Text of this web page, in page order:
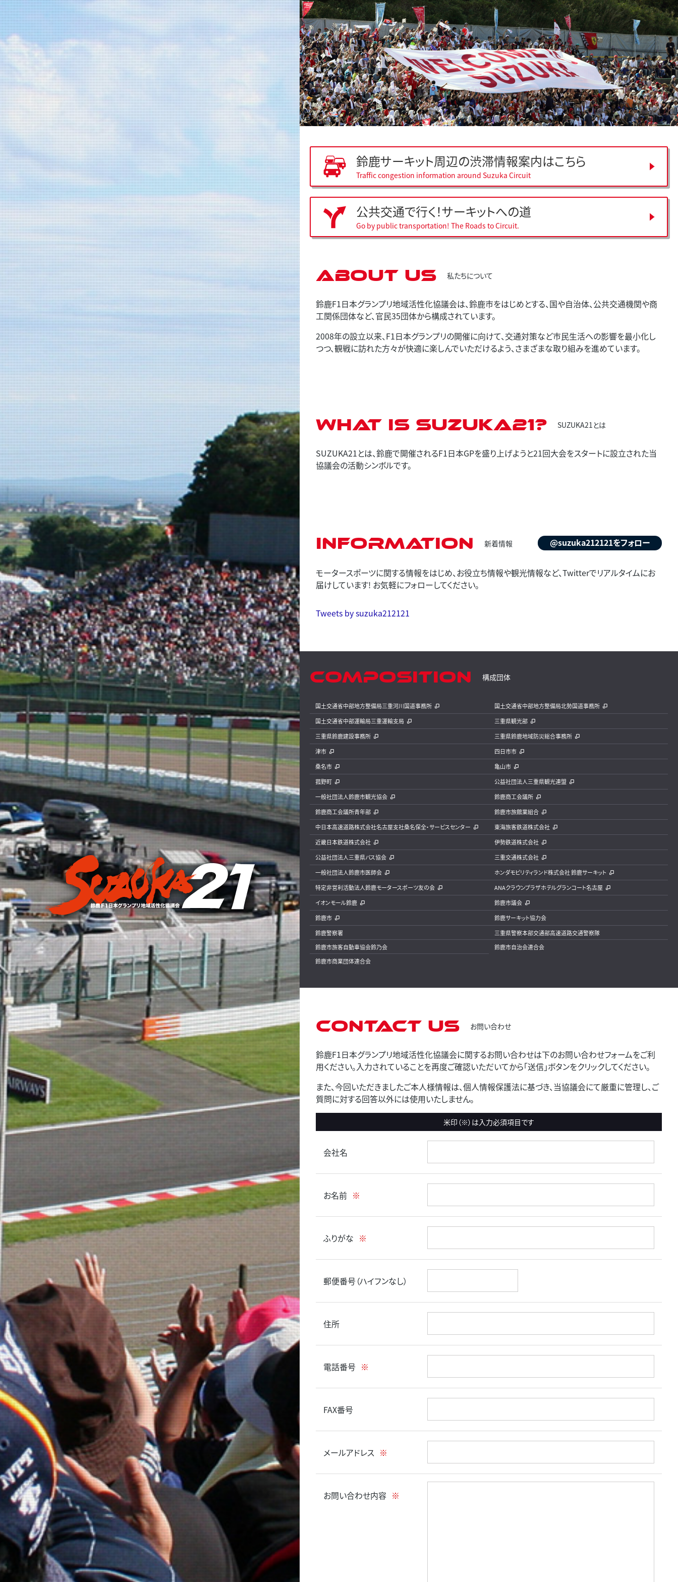
鈴鹿サーキット周辺の渋滞情報案内はこちら
Traffic congestion information around Suzuka Circuit
公共交通で行く！サーキットへの道
Go by public transportation! The Roads to Circuit.
About us 私たちについて
鈴鹿F1日本グランプリ地域活性化協議会は、鈴鹿市をはじめとする、国や自治体、公共交通機関や商
工関係団体など、官民35団体から構成されています。
2008年の設立以来、F1日本グランプリの開催に向けて、交通対策など市民生活への影響を最小化し
つつ、観戦に訪れた方々が快適に楽しんでいただけるよう、さまざまな取り組みを進めています。
What is SUZUKA21? SUZUKA21とは
SUZUKA21とは、鈴鹿で開催されるF1日本GPを盛り上げようと21回大会をスタートに設立された当
協議会の活動シンボルです。
Information 新着情報 @suzuka212121をフォロー
モータースポーツに関する情報をはじめ、お役立ち情報や観光情報など、Twitterでリアルタイムにお
届けしています! お気軽にフォローしてください。
Tweets by suzuka212121
Composition 構成団体
国土交通省中部地方整備局三重河川国道事務所
国土交通省中部地方整備局北勢国道事務所
国土交通省中部運輸局三重運輸支局
三重県観光部
三重県鈴鹿建設事務所
三重県鈴鹿地域防災総合事務所
津市
四日市市
桑名市
亀山市
菰野町
公益社団法人三重県観光連盟
一般社団法人鈴鹿市観光協会
鈴鹿商工会議所
鈴鹿商工会議所青年部
鈴鹿市旅館業組合
中日本高速道路株式会社名古屋支社桑名保全・サービスセンター
東海旅客鉄道株式会社
近畿日本鉄道株式会社
伊勢鉄道株式会社
公益社団法人三重県バス協会
三重交通株式会社
一般社団法人鈴鹿市医師会
ホンダモビリティランド株式会社 鈴鹿サーキット
特定非営利活動法人鈴鹿モータースポーツ友の会
ANAクラウンプラザホテルグランコート名古屋
イオンモール鈴鹿
鈴鹿市議会
鈴鹿市
鈴鹿サーキット協力会
鈴鹿警察署
三重県警察本部交通部高速道路交通警察隊
鈴鹿市旅客自動車協会鈴乃会
鈴鹿市自治会連合会
鈴鹿市商業団体連合会
Contact Us お問い合わせ
鈴鹿F1日本グランプリ地域活性化協議会に関するお問い合わせは下のお問い合わせフォームをご利
用ください。入力されていることを再度ご確認いただいてから「送信」ボタンをクリックしてください。
また、今回いただきましたご本人様情報は、個人情報保護法に基づき、当協議会にて厳重に管理し、ご
質問に対する回答以外には使用いたしません。
米印（※）は入力必須項目です
会社名
お名前 ※
ふりがな ※
郵便番号（ハイフンなし）
住所
電話番号 ※
FAX番号
メールアドレス ※
お問い合わせ内容 ※